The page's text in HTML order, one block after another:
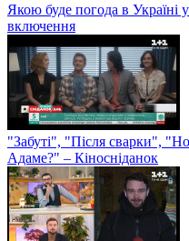
Якою буде погода в Україні
включення
"Забуті", "Після сварки",
Адаме?" – Кіносніданок